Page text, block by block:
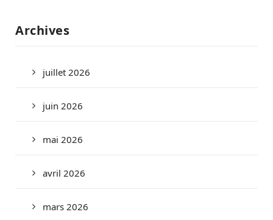
Archives
juillet 2026
juin 2026
mai 2026
avril 2026
mars 2026